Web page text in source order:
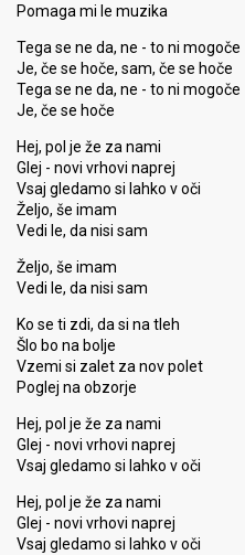
Pomaga mi le muzika
Tega se ne da, ne - to ni mogoče
Je, če se hoče, sam, če se hoče
Tega se ne da, ne - to ni mogoče
Je, če se hoče
Hej, pol je že za nami
Glej - novi vrhovi naprej
Vsaj gledamo si lahko v oči
Željo, še imam
Vedi le, da nisi sam
Željo, še imam
Vedi le, da nisi sam
Ko se ti zdi, da si na tleh
Šlo bo na bolje
Vzemi si zalet za nov polet
Poglej na obzorje
Hej, pol je že za nami
Glej - novi vrhovi naprej
Vsaj gledamo si lahko v oči
Hej, pol je že za nami
Glej - novi vrhovi naprej
Vsaj gledamo si lahko v oči